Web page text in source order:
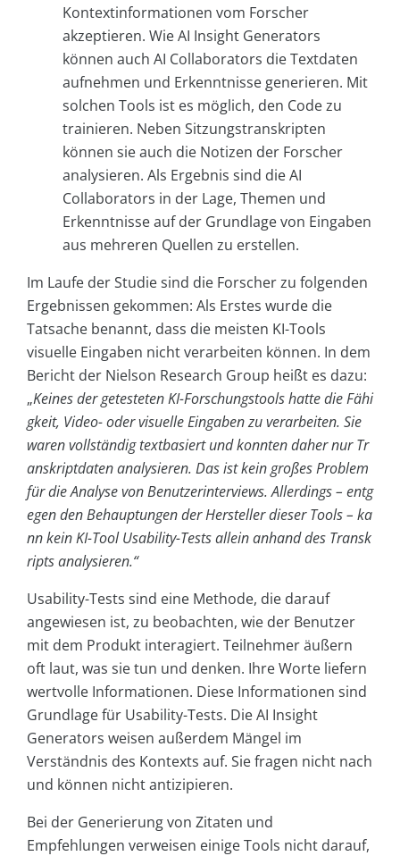
Kontextinformationen vom Forscher
akzeptieren. Wie AI Insight Generators
können auch AI Collaborators die Textdaten
aufnehmen und Erkenntnisse generieren. Mit
solchen Tools ist es möglich, den Code zu
trainieren. Neben Sitzungstranskripten
können sie auch die Notizen der Forscher
analysieren. Als Ergebnis sind die AI
Collaborators in der Lage, Themen und
Erkenntnisse auf der Grundlage von Eingaben
aus mehreren Quellen zu erstellen.
Im Laufe der Studie sind die Forscher zu folgenden
Ergebnissen gekommen: Als Erstes wurde die
Tatsache benannt, dass die meisten KI-Tools
visuelle Eingaben nicht verarbeiten können. In dem
Bericht der Nielson Research Group heißt es dazu:
„Keines der getesteten KI-Forschungstools hatte die Fähi
gkeit, Video- oder visuelle Eingaben zu verarbeiten. Sie
waren vollständig textbasiert und konnten daher nur Tr
anskriptdaten analysieren. Das ist kein großes Problem
für die Analyse von Benutzerinterviews. Allerdings – entg
egen den Behauptungen der Hersteller dieser Tools – ka
nn kein KI-Tool Usability-Tests allein anhand des Transk
ripts analysieren.“
Usability-Tests sind eine Methode, die darauf
angewiesen ist, zu beobachten, wie der Benutzer
mit dem Produkt interagiert. Teilnehmer äußern
oft laut, was sie tun und denken. Ihre Worte liefern
wertvolle Informationen. Diese Informationen sind
Grundlage für Usability-Tests. Die AI Insight
Generators weisen außerdem Mängel im
Verständnis des Kontexts auf. Sie fragen nicht nach
und können nicht antizipieren.
Bei der Generierung von Zitaten und
Empfehlungen verweisen einige Tools nicht darauf,